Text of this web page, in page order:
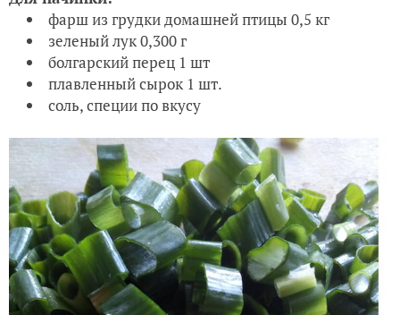
фарш из грудки домашней птицы 0,5 кг
зеленый лук 0,300 г
болгарский перец 1 шт
плавленный сырок 1 шт.
соль, специи по вкусу